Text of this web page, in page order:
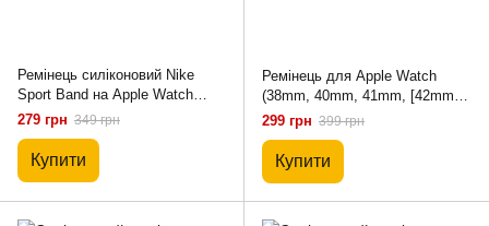
Ремінець силіконовий Nike
Sport Band на Apple Watch
38mm, 40mm, 41mm, [42mm
279 грн 349 грн
Купити
Ремінець для Apple Watch
(38mm, 40mm, 41mm, [42mm
Series 10/11]) Silicone Band
299 грн 399 грн
Купити